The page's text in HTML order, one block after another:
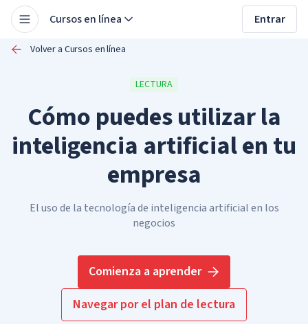
Cursos en línea Entrar
Volver a Cursos en línea
LECTURA
Cómo puedes utilizar la
inteligencia artificial en tu
empresa
El uso de la tecnología de inteligencia artificial en los
negocios
Comienza a aprender
Navegar por el plan de lectura